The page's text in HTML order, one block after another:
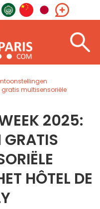
gratis multisensoriële
2025:
GRATIS
HÔTEL DE